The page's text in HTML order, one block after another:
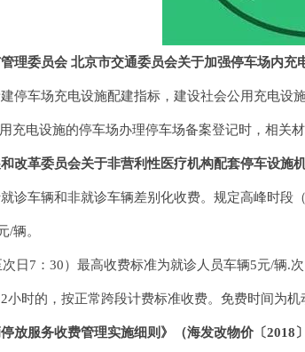
委员会 北京市交通委员会关于加强停车场内充
车场充电设施配建指标，建设社会公用充电设
充电设施的停车场办理停车场备案登记时，相关
革委员会关于非营利性医疗机构配套停车设施
车辆和非就诊车辆差别化收费。规定高峰时段
/辆。
7：30）最高收费标准为就诊人员车辆5元/辆.次
小时的，按正常跨段计费标准收费。免费时间为机
服务收费管理实施细则》（海发改物价〔2018